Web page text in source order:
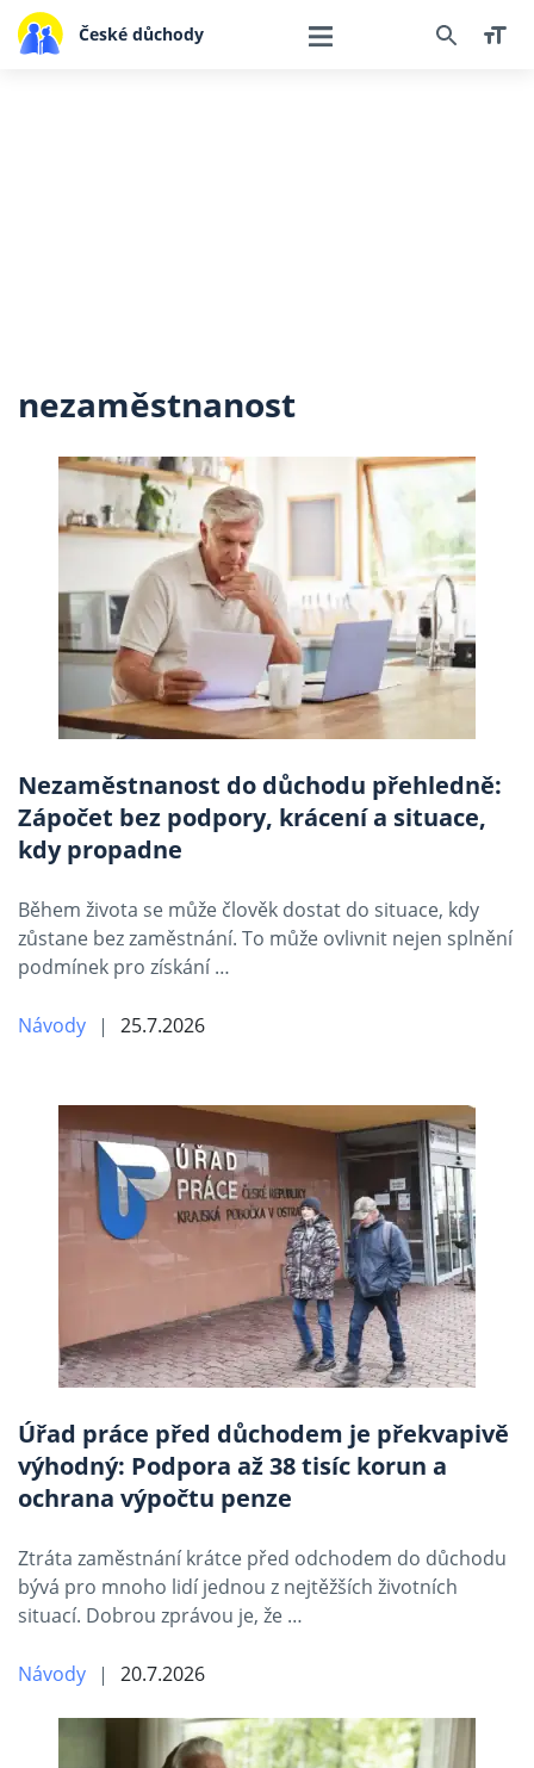
České důchody
nezaměstnanost
Nezaměstnanost do důchodu přehledně:
Zápočet bez podpory, krácení a situace,
kdy propadne
Během života se může člověk dostat do situace, kdy
zůstane bez zaměstnání. To může ovlivnit nejen splnění
podmínek pro získání …
Návody 25.7.2026
Úřad práce před důchodem je překvapivě
výhodný: Podpora až 38 tisíc korun a
ochrana výpočtu penze
Ztráta zaměstnání krátce před odchodem do důchodu
bývá pro mnoho lidí jednou z nejtěžších životních
situací. Dobrou zprávou je, že …
Návody 20.7.2026